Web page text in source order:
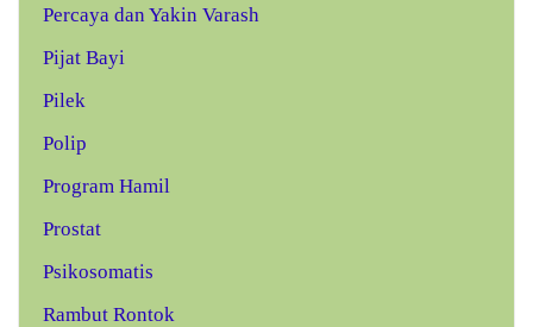
Percaya dan Yakin Varash
Pijat Bayi
Pilek
Polip
Program Hamil
Prostat
Psikosomatis
Rambut Rontok